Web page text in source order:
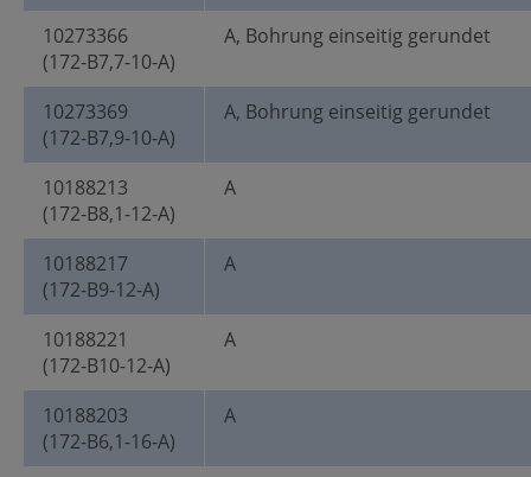
10273366
(172-B7,7-10-A)
A, Bohrung einseitig gerundet
10273369
(172-B7,9-10-A)
A, Bohrung einseitig gerundet
10188213
(172-B8,1-12-A)
A
10188217
(172-B9-12-A)
A
10188221
(172-B10-12-A)
A
10188203
(172-B6,1-16-A)
A